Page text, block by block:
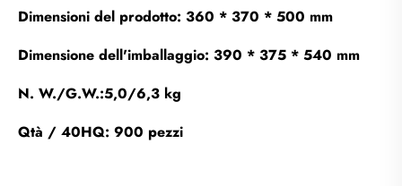
Dimensioni del prodotto: 360 * 370 * 500 mm
Dimensione dell'imballaggio: 390 * 375 * 540 mm
N. W./G.W.:5,0/6,3 kg
Qtà / 40HQ: 900 pezzi